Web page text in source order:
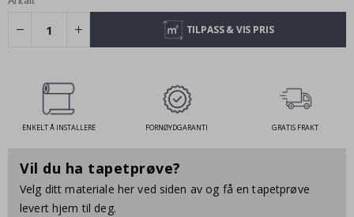
TILPASS & VIS PRIS
ENKELT Å INSTALLERE FORNØYDGARANTI GRATIS FRAKT
Vil du ha tapetprøve?
Velg ditt materiale her ved siden av og få en tapetprøve
levert hjem til deg.